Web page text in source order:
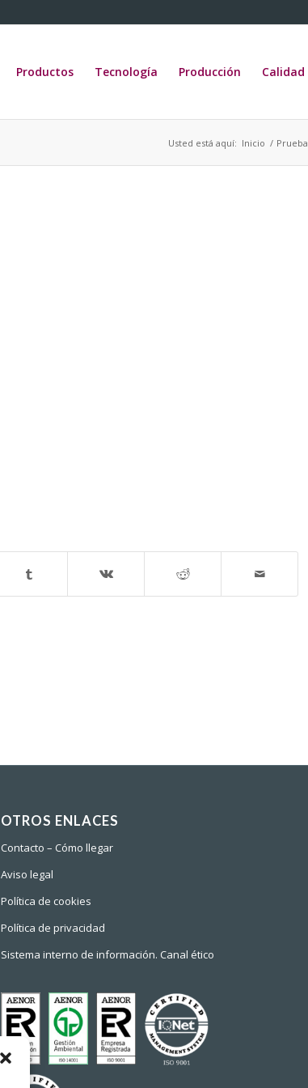
Productos Tecnología Producción Calidad
Usted está aquí: Inicio / Prueba
OTROS ENLACES
Contacto – Cómo llegar
Aviso legal
Política de cookies
Política de privacidad
Sistema interno de información. Canal ético